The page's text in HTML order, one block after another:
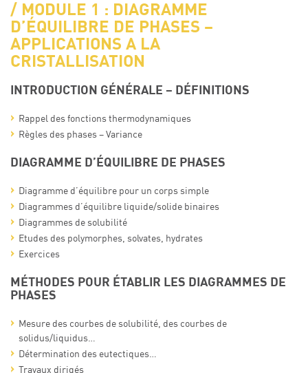
MODULE 1 : DIAGRAMME
D’ÉQUILIBRE DE PHASES –
APPLICATIONS A LA
CRISTALLISATION
INTRODUCTION GÉNÉRALE – DÉFINITIONS
Rappel des fonctions thermodynamiques
Règles des phases – Variance
DIAGRAMME D’ÉQUILIBRE DE PHASES
Diagramme d’équilibre pour un corps simple
Diagrammes d’équilibre liquide/solide binaires
Diagrammes de solubilité
Etudes des polymorphes, solvates, hydrates
Exercices
MÉTHODES POUR ÉTABLIR LES DIAGRAMMES DE
PHASES
Mesure des courbes de solubilité, des courbes de
solidus/liquidus…
Détermination des eutectiques…
Travaux dirigés